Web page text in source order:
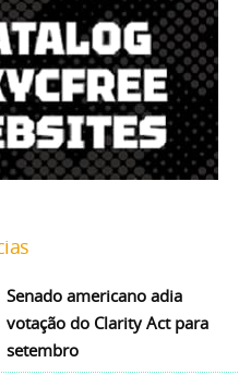
Senado americano adia
votação do Clarity Act para
setembro